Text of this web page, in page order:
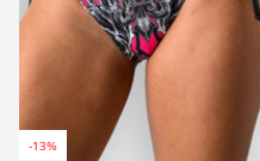
-13%